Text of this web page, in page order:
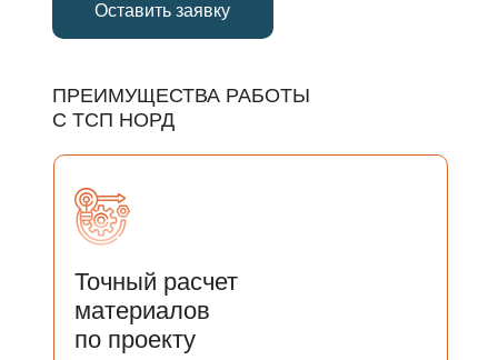
ПРЕИМУЩЕСТВА РАБОТЫ
С ТСП НОРД
Точный расчет
материалов
по проекту
Оставить заявку